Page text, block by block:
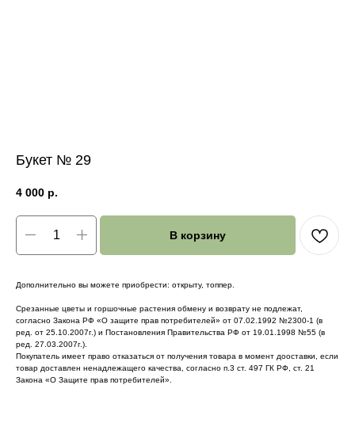
Букет № 29
4 000 р.
В корзину
Дополнительно вы можете приобрести: открыту, топпер.
Срезанные цветы и горшочные растения обмену и возврату не подлежат,
согласно Закона РФ «О защите прав потребителей» от 07.02.1992 №2300-1 (в
ред. от 25.10.2007г.) и Постановления Правительства РФ от 19.01.1998 №55 (в
ред. 27.03.2007г.).
Покупатель имеет право отказаться от получения товара в момент дооставки, если
товар доставлен ненадлежащего качества, согласно п.3 ст. 497 ГК РФ, ст. 21
Закона «О Защите прав потребителей».